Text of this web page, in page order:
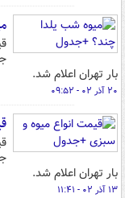
بار تهران اعلام شد.
۲۰ آذر ۰۲ - ۰۹:۵۲
بار تهران اعلام شد.
۱۳ آذر ۰۲ - ۱۱:۴۱